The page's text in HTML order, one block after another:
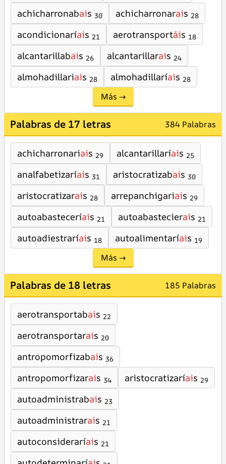
achicharronabais 30 achicharronarais 28
acondicionaríais 21 aerotransportáis 18
alcantarillabais 26 alcantarillarais 24
almohadillariais 28 almohadillaríais 28
Más →
Palabras de 17 letras 384 Palabras
achicharronariais 29 alcantarillaríais 25
analfabetizaríais 31 aristocratizabais 30
aristocratizarais 28 arrepanchigariais 29
autoabasteceríais 21 autoabastecierais 21
autoadiestraríais 18 autoalimentaríais 19
Más →
Palabras de 18 letras 185 Palabras
aerotransportabais 22
aerotransportarais 20
antropomorfizabais 36
antropomorfizarais 34 aristocratizaríais 29
autoadministrabais 23
autoadministrarais 21
autoconsideraríais 21